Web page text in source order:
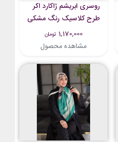
روسری ابریشم ژاکارد اکر
طرح کلاسیک رنگ مشکی
نقره ای1,170,000 تومان
مشاهده محصول